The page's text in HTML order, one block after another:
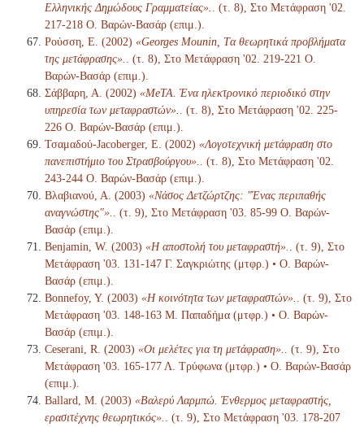
Ελληνικής Δημώδους Γραμματείας».
. (τ. 8), Στο Μετάφραση '02.
217-218 Ο. Βαρών-Βασάρ (επιμ.).
Ρούσση, Ε. (2002) «Georges Mounin, Tα θεωρητικά προβλήματα
της μετάφρασης».
. (τ. 8), Στο Μετάφραση '02. 219-221 Ο.
Βαρών-Βασάρ (επιμ.).
Σάββαρη, Α. (2002) «MeTA. Ένα ηλεκτρονικό περιοδικό στην
υπηρεσία των μεταφραστών».
. (τ. 8), Στο Μετάφραση '02. 225-
226 Ο. Βαρών-Βασάρ (επιμ.).
Τσαμαδού-Jacoberger, Ε. (2002) «Λογοτεχνική μετάφραση στο
πανεπιστήμιο του Στρασβούργου».
. (τ. 8), Στο Μετάφραση '02.
243-244 Ο. Βαρών-Βασάρ (επιμ.).
Βλαβιανού, Α. (2003) «Νάσος Δετζώρτζης: "Ένας περιπαθής
αναγνώστης"».
. (τ. 9), Στο Μετάφραση '03. 85-99 Ο. Βαρών-
Βασάρ (επιμ.).
Benjamin, W. (2003) «Η αποστολή του μεταφραστή».
. (τ. 9), Στο
Μετάφραση '03. 131-147 Γ. Σαγκριώτης (μτφρ.) • Ο. Βαρών-
Βασάρ (επιμ.).
Bonnefoy, Y. (2003) «Η κοινότητα των μεταφραστών».
. (τ. 9), Στο
Μετάφραση '03. 148-163 Μ. Παπαδήμα (μτφρ.) • Ο. Βαρών-
Βασάρ (επιμ.).
Ceserani, R. (2003) «Οι μελέτες για τη μετάφραση».
. (τ. 9), Στο
Μετάφραση '03. 165-177 Λ. Τρύφωνα (μτφρ.) • Ο. Βαρών-Βασάρ
(επιμ.).
Ballard, M. (2003) «Βαλερύ Λαρμπώ. Ένθερμος μεταφραστής,
ερασιτέχνης θεωρητικός».
. (τ. 9), Στο Μετάφραση '03. 178-207